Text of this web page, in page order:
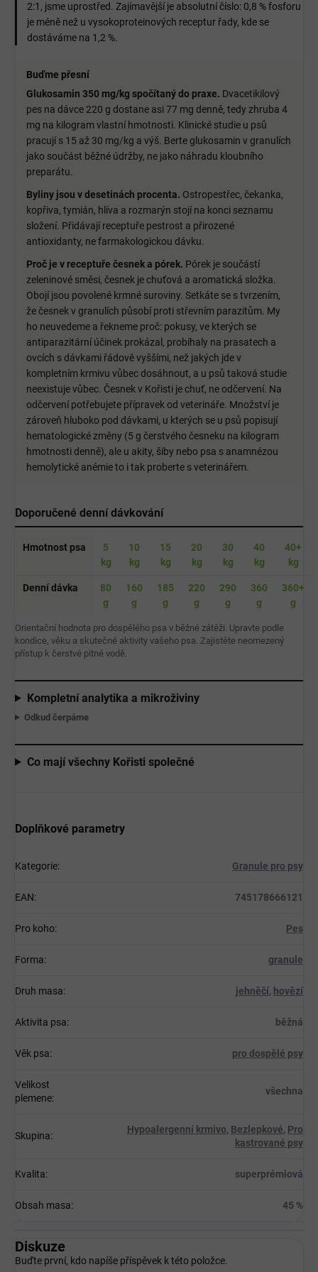
2:1, jsme uprostřed. Zajímavější je absolutní číslo: 0,8 % fosforu
je méně než u vysokoproteinových receptur řady, kde se
dostáváme na 1,2 %.
Buďme přesní
Glukosamin 350 mg/kg spočítaný do praxe. Dvacetikilový
pes na dávce 220 g dostane asi 77 mg denně, tedy zhruba 4
mg na kilogram vlastní hmotnosti. Klinické studie u psů
pracují s 15 až 30 mg/kg a výš. Berte glukosamin v granulích
jako součást běžné údržby, ne jako náhradu kloubního
preparátu.
Byliny jsou v desetinách procenta. Ostropestřec, čekanka,
kopřiva, tymián, hlíva a rozmarýn stojí na konci seznamu
složení. Přidávají receptuře pestrost a přirozené
antioxidanty, ne farmakologickou dávku.
Proč je v receptuře česnek a pórek. Pórek je součástí
zeleninové směsi, česnek je chuťová a aromatická složka.
Obojí jsou povolené krmné suroviny. Setkáte se s tvrzením,
že česnek v granulích působí proti střevním parazitům. My
ho neuvedeme a řekneme proč: pokusy, ve kterých se
antiparazitární účinek prokázal, probíhaly na prasatech a
ovcích s dávkami řádově vyššími, než jakých jde v
kompletním krmivu vůbec dosáhnout, a u psů taková studie
neexistuje vůbec. Česnek v Kořisti je chuť, ne odčervení. Na
odčervení potřebujete přípravek od veterináře. Množství je
zároveň hluboko pod dávkami, u kterých se u psů popisují
hematologické změny (5 g čerstvého česneku na kilogram
hmotnosti denně), ale u akity, šiby nebo psa s anamnézou
hemolytické anémie to i tak proberte s veterinářem.
Doporučené denní dávkování
Hmotnost psa
5
kg
10
kg
15
kg
20
kg
30
kg
40
kg
40+
kg
Denní dávka
80
g
160
g
185
g
220
g
290
g
360
g
360+
g
Orientační hodnota pro dospělého psa v běžné zátěži. Upravte podle
kondice, věku a skutečné aktivity vašeho psa. Zajistěte neomezený
přístup k čerstvé pitné vodě.
Kompletní analytika a mikroživiny
Odkud čerpáme
Co mají všechny Kořisti společné
Doplňkové parametry
Kategorie: Granule pro psy
EAN: 745178666121
Pro koho: Pes
Forma: granule
Druh masa: jehněčí, hovězí
Aktivita psa: běžná
Věk psa: pro dospělé psy
Velikost
plemene:
všechna
Skupina:
Hypoalergenní krmivo, Bezlepkové, Pro
kastrované psy
Kvalita: superprémiová
Obsah masa: 45 %
Diskuze
Buďte první, kdo napíše příspěvek k této položce.